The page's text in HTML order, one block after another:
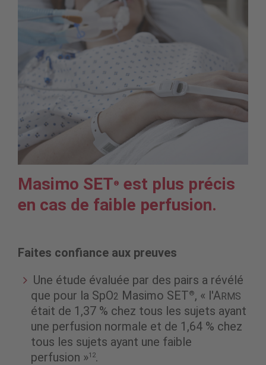
Masimo SET®
est plus précis
en cas de faible perfusion.
Faites confiance aux preuves
Une étude évaluée par des pairs a révélé
que pour la SpO2 Masimo SET®, « l'ARMS
était de 1,37 % chez tous les sujets ayant
une perfusion normale et de 1,64 % chez
tous les sujets ayant une faible
perfusion »12.